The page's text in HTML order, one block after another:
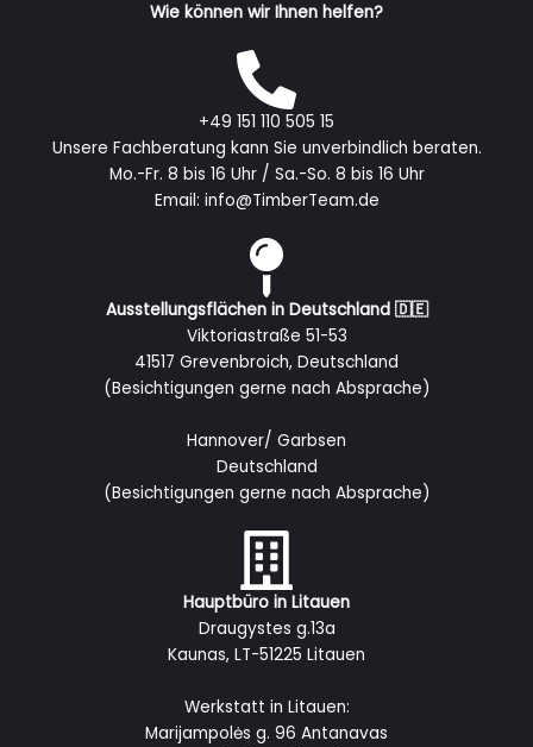
Wie können wir Ihnen helfen?
+49 151 110 505 15
Unsere Fachberatung kann Sie unverbindlich beraten.
Mo.-Fr. 8 bis 16 Uhr / Sa.-So. 8 bis 16 Uhr
Email: info@TimberTeam.de
Ausstellungsflächen in Deutschland 🇩🇪
Viktoriastraße 51-53
41517 Grevenbroich, Deutschland
(Besichtigungen gerne nach Absprache)
Hannover/ Garbsen
Deutschland
(Besichtigungen gerne nach Absprache)
Hauptbüro in Litauen
Draugystes g.13a
Kaunas, LT-51225 Litauen
Werkstatt in Litauen:
Marijampolės g. 96 Antanavas